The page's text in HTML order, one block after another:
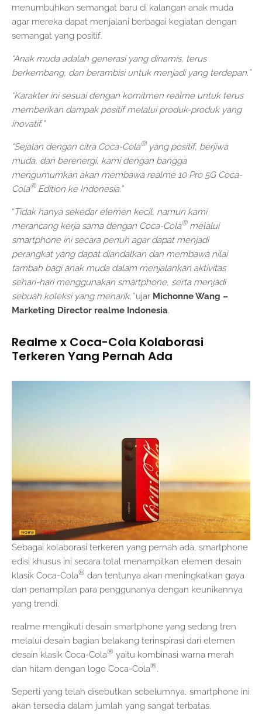
menumbuhkan semangat baru di kalangan anak muda
agar mereka dapat menjalani berbagai kegiatan dengan
semangat yang positif.
“Anak muda adalah generasi yang dinamis, terus
berkembang, dan berambisi untuk menjadi yang terdepan.”
“Karakter ini sesuai dengan komitmen realme untuk terus
memberikan dampak positif melalui produk-produk yang
inovatif.”
“Sejalan dengan citra Coca-Cola®yang positif, berjiwa
muda, dan berenergi, kami dengan bangga
mengumumkan akan membawa realme 10 Pro 5G Coca-
Cola®Edition ke Indonesia.”
“Tidak hanya sekedar elemen kecil, namun kami
merancang kerja sama dengan Coca-Cola®melalui
smartphone ini secara penuh agar dapat menjadi
perangkat yang dapat diandalkan dan membawa nilai
tambah bagi anak muda dalam menjalankan aktivitas
sehari-hari menggunakan smartphone, serta menjadi
sebuah koleksi yang menarik,”ujar Michonne Wang –
Marketing Director realme Indonesia.
Realme x Coca-Cola Kolaborasi
Terkeren Yang Pernah Ada
Sebagai kolaborasi terkeren yang pernah ada, smartphone
edisi khusus ini secara total menampilkan elemen desain
klasik Coca-Cola® dan tentunya akan meningkatkan gaya
dan penampilan para penggunanya dengan keunikannya
yang trendi.
realme mengikuti desain smartphone yang sedang tren
melalui desain bagian belakang terinspirasi dari elemen
desain klasik Coca-Cola® yaitu kombinasi warna merah
dan hitam dengan logo Coca-Cola®.
Seperti yang telah disebutkan sebelumnya, smartphone ini
akan tersedia dalam jumlah yang sangat terbatas.